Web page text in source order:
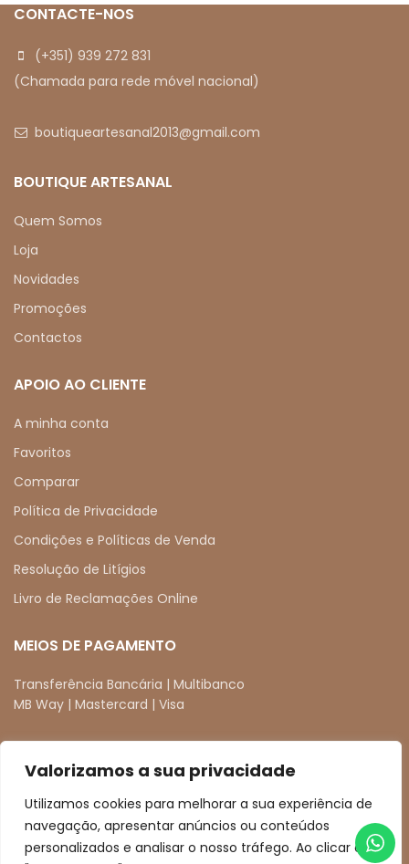
Valorizamos a sua privacidade
Utilizamos cookies para melhorar a sua experiência de
navegação, apresentar anúncios ou conteúdos
personalizados e analisar o nosso tráfego. Ao clicar em
CONTACTE-NOS
(+351) 939 272 831
(Chamada para rede móvel nacional)
boutiqueartesanal2013@gmail.com
BOUTIQUE ARTESANAL
Quem Somos
Loja
Novidades
Promoções
Contactos
APOIO AO CLIENTE
A minha conta
Favoritos
Comparar
Política de Privacidade
Condições e Políticas de Venda
Resolução de Litígios
Livro de Reclamações Online
MEIOS DE PAGAMENTO
Transferência Bancária | Multibanco
MB Way | Mastercard | Visa
REDES SOCIAIS
facebookinstagram